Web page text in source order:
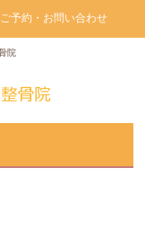
院
ご予約・お問い合わせ